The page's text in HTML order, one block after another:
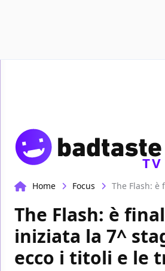
TV
Home Focus
The Flash: è
iniziata la 7^
ecco i titoli e le